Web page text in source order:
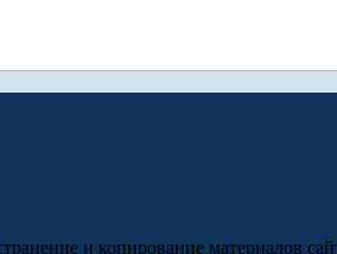
и копирование материалов